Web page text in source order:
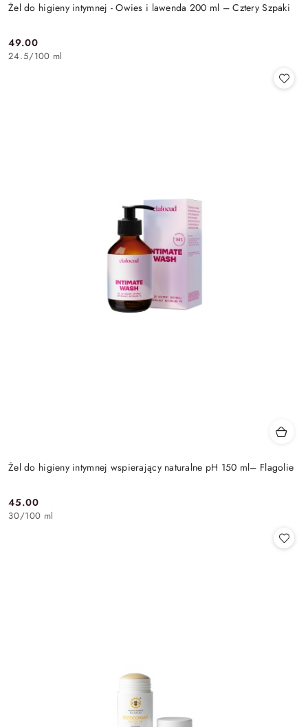
Żel do higieny intymnej - Owies i lawenda 200 ml – Cztery Szpaki
Cena:
49.00
24.5/100 ml
Żel do higieny intymnej wspierający naturalne pH 150 ml– Flagolie
Cena:
45.00
30/100 ml